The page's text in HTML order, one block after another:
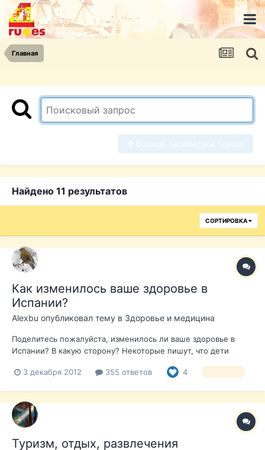
Главная
Найдено 11 результатов
СОРТИРОВКА
Как изменилось ваше здоровье в
Испании?
Alexbu опубликовал тему в Здоровье и медицина
Поделитесь пожалуйста, изменилось ли ваше здоровье в
Испании? В какую сторону? Некоторые пишут, что дети
проявилась.
3 декабря 2012 355 ответов 4
Туризм, отдых, развлечения